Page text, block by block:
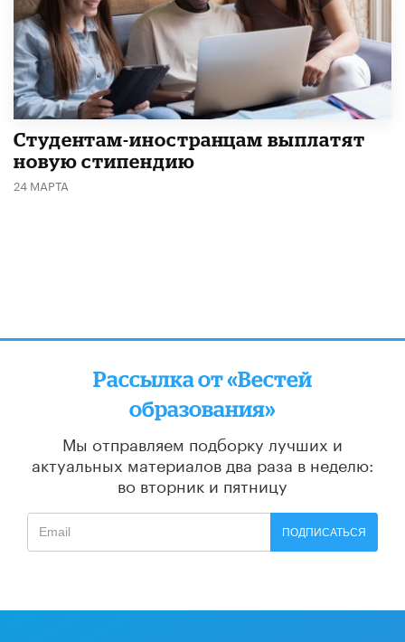
Студентам-иностранцам выплатят
новую стипендию
24 МАРТА
Рассылка от «Вестей
образования»
Мы отправляем подборку лучших и
актуальных материалов два раза в неделю:
во вторник и пятницу
ПОДПИСАТЬСЯ